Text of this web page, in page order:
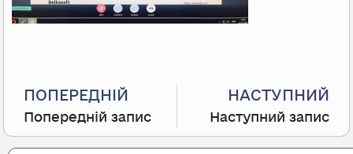
ПОПЕРЕДНІЙ
Попередній запис
НАСТУПНИЙ
Наступний запис